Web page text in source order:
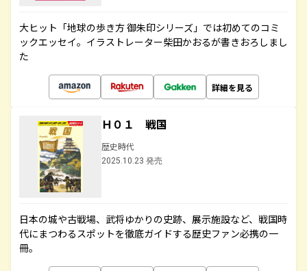
大ヒット「地球の歩き方 御朱印シリーズ」では初めてのコミ
ックエッセイ。イラストレーター柴田かおるが書きおろしまし
た
詳細を見る
Ｈ０１ 戦国
歴史時代
2025.10.23 発売
日本の城や古戦場、武将ゆかりの史跡、展示施設など、戦国時
代にまつわるスポットを徹底ガイドする歴史ファン必携の一
冊。